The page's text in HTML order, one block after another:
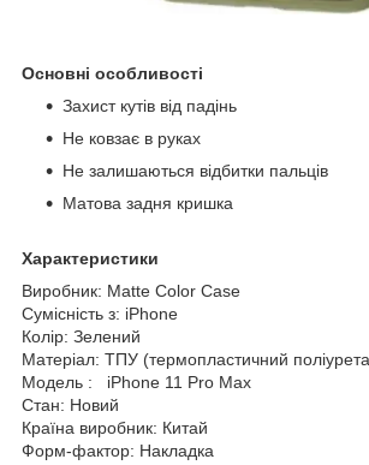
Основні особливості
Захист кутів від падінь
Не ковзає в руках
Не залишаються відбитки пальців
Матова задня кришка
Характеристики
Виробник: Matte Color Case
Сумісність з: iPhone
Колір: Зелений
Матеріал: ТПУ (термопластичний
Модель : iPhone 11 Pro Max
Стан: Новий
Країна виробник: Китай
Форм-фактор: Накладка